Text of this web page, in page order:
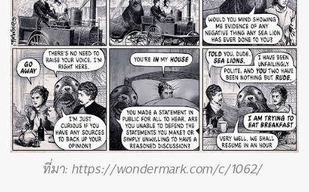
ที่มา:https://wondermark.com/c/1062/